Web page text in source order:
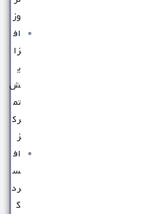
وز
اف
زا
ی
ش
تم
رک
ز
اف
س
رد
گ